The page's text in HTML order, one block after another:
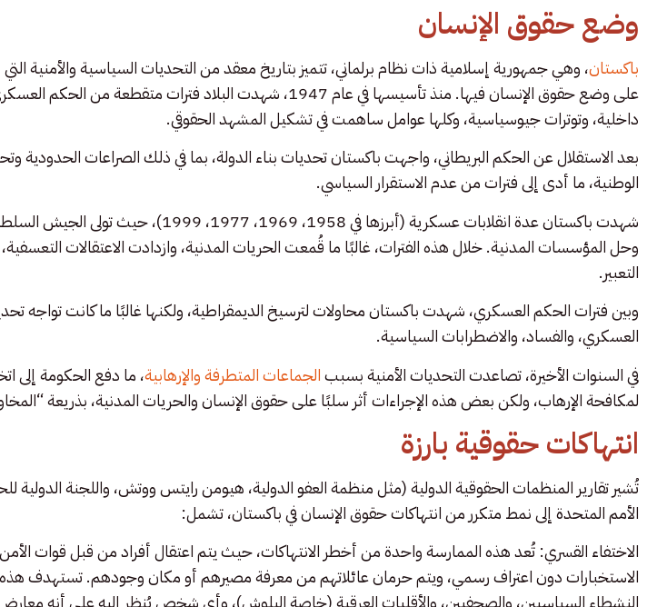
وضع حقوق الإنسان
باكستان، وهي جمهورية إسلامية ذات نظام برلماني، تتميز بتاريخ معقد من التحديات السياسية والأمنية
على وضع حقوق الإنسان فيها. منذ تأسيسها في عام 1947، شهدت البلاد فترات متقطعة من
داخلية، وتوترات جيوسياسية، وكلها عوامل ساهمت في تشكيل المشهد الحقوقي.
بعد الاستقلال عن الحكم البريطاني، واجهت باكستان تحديات بناء الدولة، بما في ذلك الصراعات الحدودية
الوطنية، ما أدى إلى فترات من عدم الاستقرار السياسي.
شهدت باكستان عدة انقلابات عسكرية (أبرزها في 1958، 1969، 1977،
وحل المؤسسات المدنية. خلال هذه الفترات، غالبًا ما قُمعت الحريات المدنية، وازدادت الاعتقالات
التعبير.
وبين فترات الحكم العسكري، شهدت باكستان محاولات لترسيخ الديمقراطية، ولكنها غالبًا ما كانت تواجه
العسكري، والفساد، والاضطرابات السياسية.
في السنوات الأخيرة، تصاعدت التحديات الأمنية بسببالجماعات المتطرفة والإرهابية، ما دفع الحكومة إلى
لمكافحة الإرهاب، ولكن بعض هذه الإجراءات أثر سلبًا على حقوق الإنسان والحريات المدنية، بذريعة
انتهاكات حقوقية بارزة
تُشير تقارير المنظمات الحقوقية الدولية (مثل منظمة العفو الدولية، هيومن رايتس ووتش، واللجنة الدولية
الأمم المتحدة إلى نمط متكرر من انتهاكات حقوق الإنسان في باكستان، تشمل:
الاختفاء القسري: تُعد هذه الممارسة واحدة من أخطر الانتهاكات، حيث يتم اعتقال أفراد من قبل قوات
الاستخبارات دون اعتراف رسمي، ويتم حرمان عائلاتهم من معرفة مصيرهم أو مكان وجودهم. تستهدف هذه